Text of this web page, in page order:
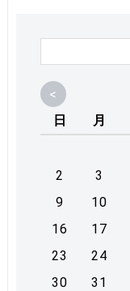
<
日
月
2
3
9
10
16
17
23
24
30
31